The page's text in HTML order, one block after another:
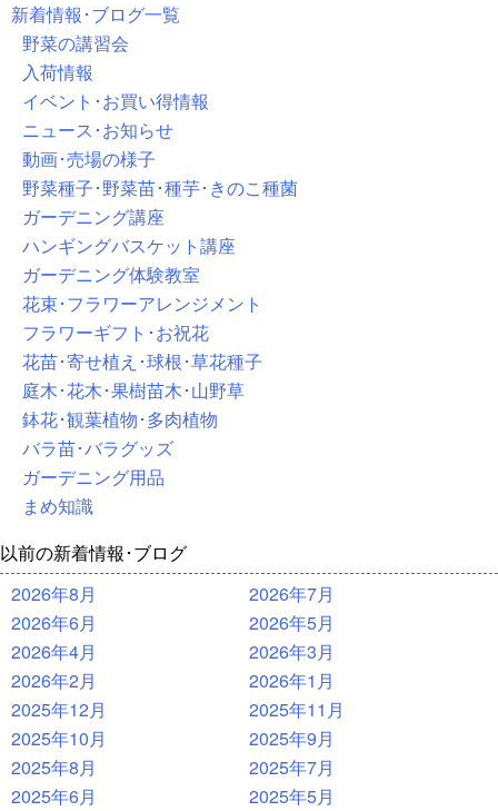
新着情報･ブログ一覧
野菜の講習会
入荷情報
イベント･お買い得情報
ニュース･お知らせ
動画･売場の様子
野菜種子･野菜苗･種芋･きのこ種菌
ガーデニング講座
ハンギングバスケット講座
ガーデニング体験教室
花束･フラワーアレンジメント
フラワーギフト･お祝花
花苗･寄せ植え･球根･草花種子
庭木･花木･果樹苗木･山野草
鉢花･観葉植物･多肉植物
バラ苗･バラグッズ
ガーデニング用品
まめ知識
以前の新着情報･ブログ
2026年8月
2026年7月
2026年6月
2026年5月
2026年4月
2026年3月
2026年2月
2026年1月
2025年12月
2025年11月
2025年10月
2025年9月
2025年8月
2025年7月
2025年6月
2025年5月